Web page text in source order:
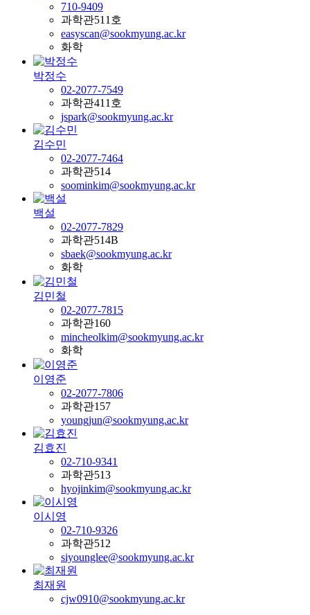
710-9409
과학관511호
easyscan@sookmyung.ac.kr
화학
박정수
02-2077-7549
과학관411호
jspark@sookmyung.ac.kr
김수민
02-2077-7464
과학관514
soominkim@sookmyung.ac.kr
백설
02-2077-7829
과학관514B
sbaek@sookmyung.ac.kr
화학
김민철
02-2077-7815
과학관160
mincheolkim@sookmyung.ac.kr
화학
이영준
02-2077-7806
과학관157
youngjun@sookmyung.ac.kr
김효진
02-710-9341
과학관513
hyojinkim@sookmyung.ac.kr
이시영
02-710-9326
과학관512
siyounglee@sookmyung.ac.kr
최재원
cjw0910@sookmyung.ac.kr